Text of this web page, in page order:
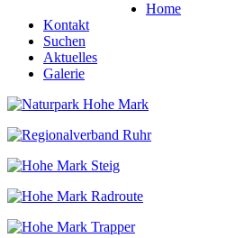
Home
Kontakt
Suchen
Aktuelles
Galerie